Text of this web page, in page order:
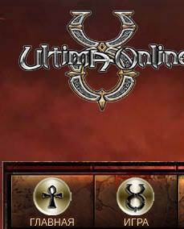
ГЛАВНАЯ ИГРА